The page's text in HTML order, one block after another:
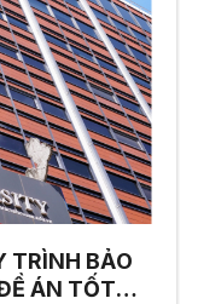
TRÌNH BẢO
ÁN TỐT